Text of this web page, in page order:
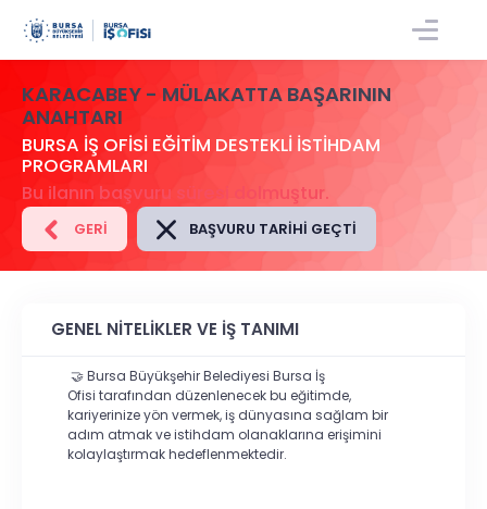
GIRIŞ/KAYIT
KARACABEY - MÜLAKATTA BAŞARININ
ANAHTARI
BURSA İŞ OFİSİ EĞİTİM DESTEKLİ İSTİHDAM
PROGRAMLARI
Bu ilanın başvuru süresi dolmuştur.
GERI BAŞVURU TARIHI GEÇTI
GENEL NİTELİKLER VE İŞ TANIMI
🤝Bursa Büyükşehir Belediyesi Bursa İş
Ofisi tarafından düzenlenecek bu eğitimde,
kariyerinize yön vermek, iş dünyasına sağlam bir
adım atmak ve istihdam olanaklarına erişimini
kolaylaştırmak hedeflenmektedir.